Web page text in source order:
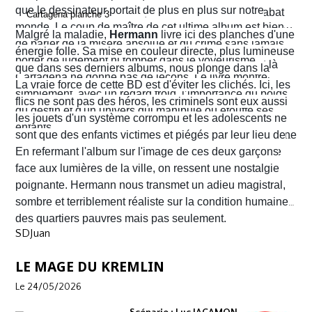
Dans un sursaut de survie, il retourne son arme et abat
l’un des chefs du gang local qui n’est autre que le neveu
d’Arriega. Devenus des hommes à abattre, Alvaro et
Nacho s'enfuient vers la frontière américaine. C’est là
qu’ils vont croiser, Félix Garzon, un flic quadragénaire
fatigué qui les regarde courir…
que le dessinateur portait de plus en plus sur notre
monde. Le coup de maître de cet ultime album est bien
de parler de la misère absolue et du crime sans jamais
porter de jugement ni tomber dans le voyeurisme.
Cartagena ne donne pas de leçons. Le livre montre
simplement, avec un regard froid, l’importance du poids
du destin et d'un univers qui manipule ou étouffe ses
enfants.
Malgré la maladie, Hermann livre ici des planches d'une
énergie folle. Sa mise en couleur directe, plus lumineuse
que dans ses derniers albums, nous plonge dans la
poussière et la sueur comme lui seul savait les
transmettre. On y retrouve ses fameux visages fatigués
aux mâchoires carrées portant en eux toute la détresse
ou la noirceur du monde. Le scénario d' Yves H. est d'une
fluidité exemplaire. On est emporté dans une aventure
mêlant road trip étouffant, récit existentiel et course
contre la montre où chaque case souligne l'urgence de
survivre.
La vraie force de cette BD est d'éviter les clichés. Ici, les
flics ne sont pas des héros, les criminels sont eux aussi
les jouets d'un système corrompu et les adolescents ne
sont que des enfants victimes et piégés par leur lieu de
naissance.
En refermant l'album sur l'image de ces deux garçons
face aux lumières de la ville, on ressent une nostalgie
poignante. Hermann nous transmet un adieu magistral,
sombre et terriblement réaliste sur la condition humaine
des quartiers pauvres mais pas seulement.
SDJuan
LE MAGE DU KREMLIN
Le 24/05/2026